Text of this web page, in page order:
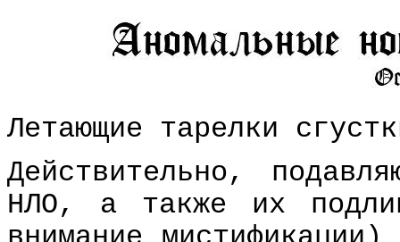
Летающие тарелки
Действительно,
НЛО, а также их